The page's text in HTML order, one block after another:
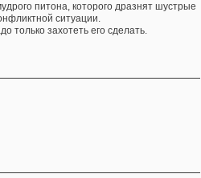
питона, которого дразнят шустрые
ситуации.
только захотеть его сделать.